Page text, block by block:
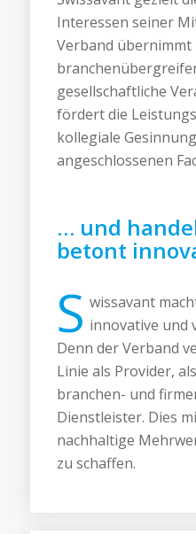
Interessen seiner
Verband übernimmt
gesellschaftliche
fördert die
kollegiale
angeschlossenen
… und
betont
S wissavant
innovative und
Denn der Verband
Linie als Provider,
branchen- und
Dienstleister. Dies
nachhaltige
zu schaffen.